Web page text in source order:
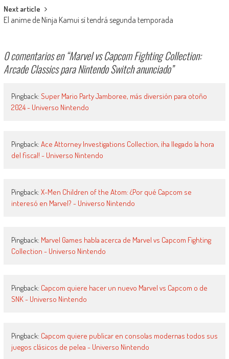
Next article
El anime de Ninja Kamui sí tendrá segunda temporada
0 comentarios en “Marvel vs Capcom Fighting Collection:
Arcade Classics para Nintendo Switch anunciado”
Pingback: Super Mario Party Jamboree, más diversión para otoño
2024 - Universo Nintendo
Pingback: Ace Attorney Investigations Collection, ¡ha llegado la hora
del fiscal! - Universo Nintendo
Pingback: X-Men Children of the Atom: ¿Por qué Capcom se
interesó en Marvel? - Universo Nintendo
Pingback: Marvel Games habla acerca de Marvel vs Capcom Fighting
Collection - Universo Nintendo
Pingback: Capcom quiere hacer un nuevo Marvel vs Capcom o de
SNK - Universo Nintendo
Pingback: Capcom quiere publicar en consolas modernas todos sus
juegos clásicos de pelea - Universo Nintendo